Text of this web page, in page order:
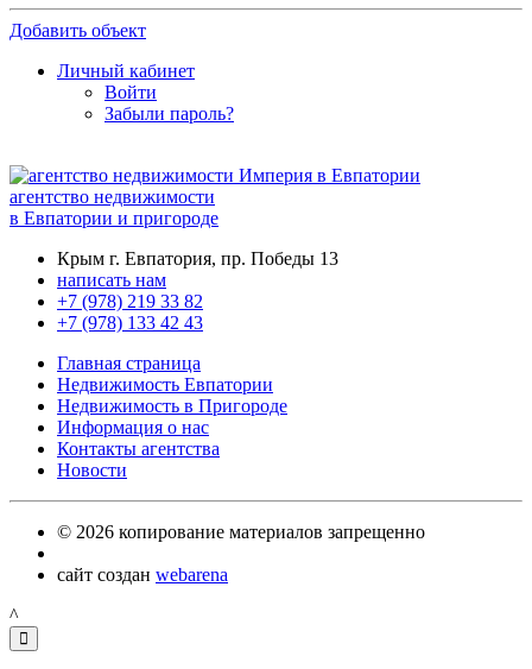
Добавить объект
Личный кабинет
Войти
Забыли пароль?
агентство недвижимости
в Евпатории и пригороде
Крым г. Евпатория, пр. Победы 13
написать нам
+7 (978) 219 33 82
+7 (978) 133 42 43
Главная страница
Недвижимость Евпатории
Недвижимость в Пригороде
Информация о нас
Контакты агентства
Новости
© 2026 копирование материалов запрещенно
сайт создан webarena
^